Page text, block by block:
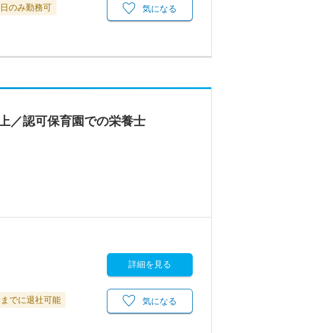
のみ勤務可
気になる
／認可保育園での栄養士
でに退社可能
詳細を見る
気になる